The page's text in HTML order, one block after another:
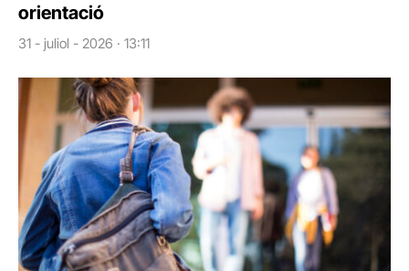
orientació
31 - juliol - 2026 · 13:11